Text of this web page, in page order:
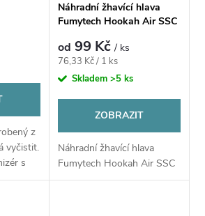
z
vyčistit.
s
Náhradní žhavící hlava
Fumytech Hookah Air SSC
od 99 Kč/ ks
Měrná
cena:
76,33 Kč / 1 ks
Skladem >5 ks
ZOBRAZIT
Náhradní žhavící hlava
Fumytech Hookah Air SSC